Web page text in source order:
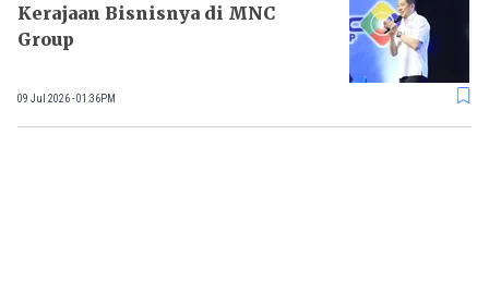
Kerajaan Bisnisnya di MNC
Group
09 Jul 2026 - 01:36PM